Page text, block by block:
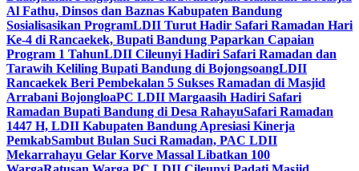
Al Fathu, Dinsos dan Baznas Kabupaten Bandung
Sosialisasikan ProgramLDII Turut Hadir Safari Ramadan Hari
Ke-4 di Rancaekek, Bupati Bandung Paparkan Capaian
Program 1 TahunLDII Cileunyi Hadiri Safari Ramadan dan
Tarawih Keliling Bupati Bandung di BojongsoangLDII
Rancaekek Beri Pembekalan 5 Sukses Ramadan di Masjid
Arrabani BojongloaPC LDII Margaasih Hadiri Safari
Ramadan Bupati Bandung di Desa RahayuSafari Ramadan
1447 H, LDII Kabupaten Bandung Apresiasi Kinerja
PemkabSambut Bulan Suci Ramadan, PAC LDII
Mekarrahayu Gelar Korve Massal Libatkan 100